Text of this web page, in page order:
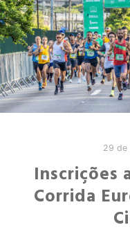
29 de
Inscrições
Corrida